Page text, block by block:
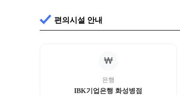
편의시설 안내
은행
IBK기업은행 화성병점